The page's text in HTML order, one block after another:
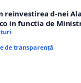
PUBLICE.
reinvestirea d-nei Ala
in functia de
de transparență